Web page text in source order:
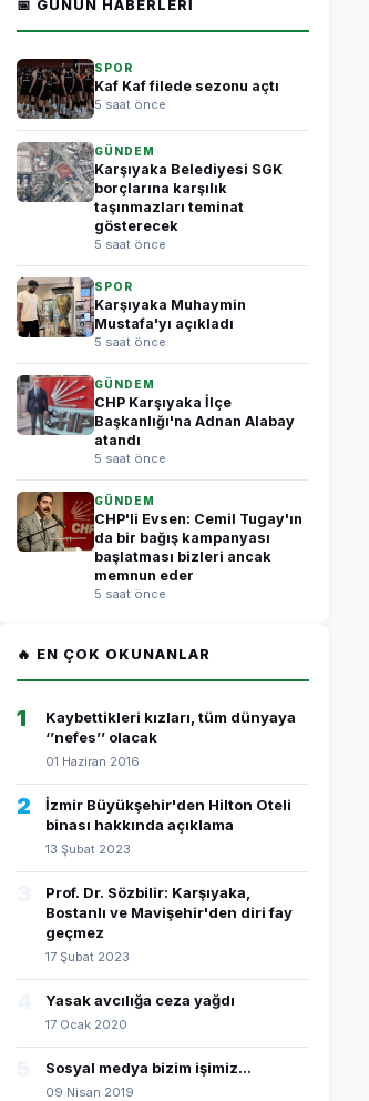
📅 GÜNÜN HABERLERI
SPOR
Kaf Kaf filede sezonu açtı
5 saat önce
GÜNDEM
Karşıyaka Belediyesi SGK
borçlarına karşılık
taşınmazları teminat
gösterecek
5 saat önce
SPOR
Karşıyaka Muhaymin
Mustafa'yı açıkladı
5 saat önce
GÜNDEM
CHP Karşıyaka İlçe
Başkanlığı'na Adnan Alabay
atandı
5 saat önce
GÜNDEM
CHP'li Evsen: Cemil Tugay'ın
da bir bağış kampanyası
başlatması bizleri ancak
memnun eder
5 saat önce
🔥 EN ÇOK OKUNANLAR
1
Kaybettikleri kızları, tüm dünyaya
‘’nefes’’ olacak
01 Haziran 2016
2
İzmir Büyükşehir'den Hilton Oteli
binası hakkında açıklama
13 Şubat 2023
Prof. Dr. Sözbilir: Karşıyaka,
Bostanlı ve Mavişehir'den diri fay
geçmez
17 Şubat 2023
Yasak avcılığa ceza yağdı
17 Ocak 2020
Sosyal medya bizim işimiz...
09 Nisan 2019